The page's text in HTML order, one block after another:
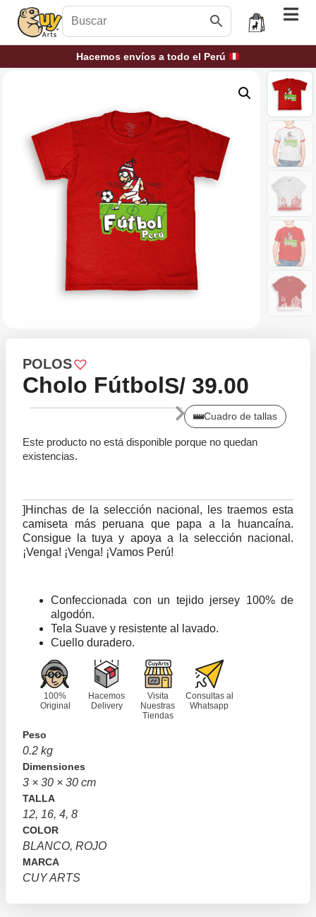
Hacemos envíos a todo el Perú
POLOS
Cholo FútbolS/ 39.00
Cuadro de tallas
Este producto no está disponible porque no quedan
existencias.
] Hinchas de la selección nacional, les traemos esta
camiseta más peruana que papa a la huancaína.
Consigue la tuya y apoya a
la selección nacional.
¡Venga! ¡Venga! ¡Vamos Perú!
Confeccionada con un tejido jersey 100% de
algodón.
Tela Suave y resistente al lavado.
Cuello duradero.
100%
Original
Hacemos
Delivery
Visita
Nuestras
Tiendas
Consultas al
Whatsapp
Peso
0.2 kg
Dimensiones
3 × 30 × 30 cm
TALLA
12, 16, 4, 8
COLOR
BLANCO, ROJO
MARCA
CUY ARTS